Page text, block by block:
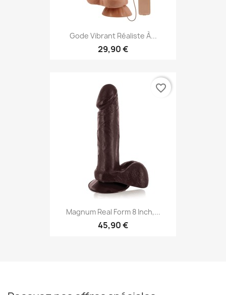
Gode Vibrant Réaliste À...
29,90 €
Magnum Real Form 8 Inch,...
45,90 €
favorite_border